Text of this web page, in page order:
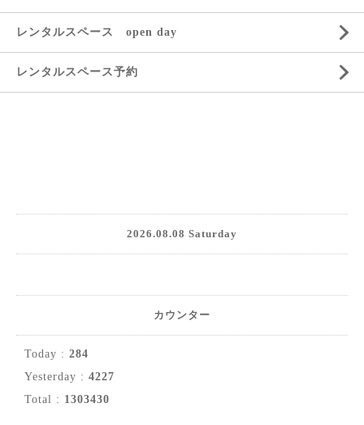
レンタルスペース open day
レンタルスペース予約
2026.08.08 Saturday
カウンター
Today : 284
Yesterday : 4227
Total : 1303430